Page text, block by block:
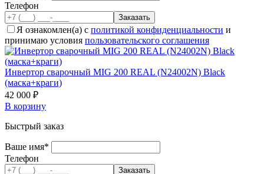
Телефон
Я ознакомлен(а) с политикой конфиденциальности и
принимаю условия пользовательского соглашения
Инвертор сварочный MIG 200 REAL (N24002N) Black
(маска+краги)
42 000 ₽
В корзину
Быстрый заказ
Ваше имя*
Телефон